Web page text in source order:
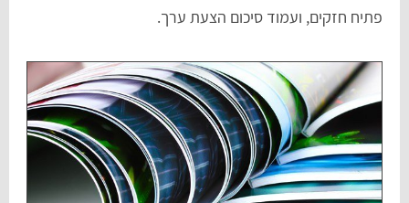
פתיח חזקים, ועמוד סיכום הצעת ערך.